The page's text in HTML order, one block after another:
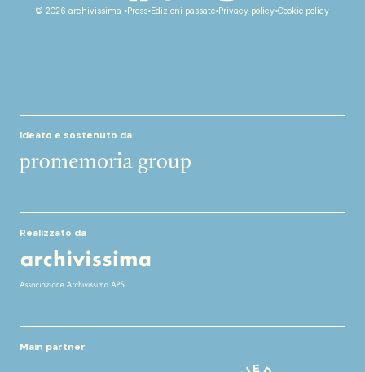
facebook
spotifyyoutubeinstagram
© 2026 archivissima •Press•Edizioni passate•Privacy policy•Cookie policy
Ideato e sostenuto da
Realizzato da
Main partner